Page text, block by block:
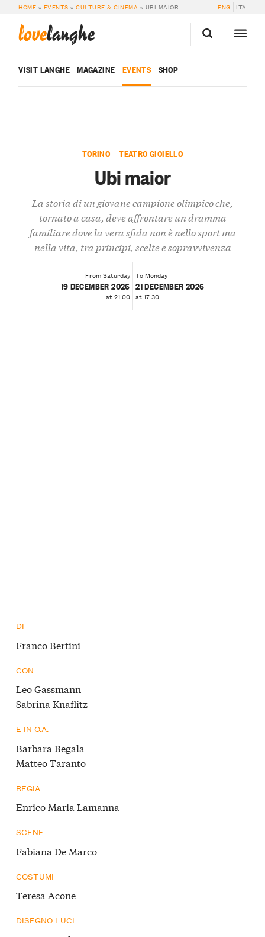
HOME » EVENTS »CULTURE & CINEMA » UBI MAIOR ENG ITA
lovelanghe
VISIT LANGHE MAGAZINE EVENTS SHOP
TORINO — TEATRO GIOIELLO
Ubi maior
La storia di un giovane campione olimpico che,
tornato a casa, deve affrontare un dramma
familiare dove la vera sfida non è nello sport ma
nella vita, tra principi, scelte e sopravvivenza
From Saturday
19 DECEMBER 2026
at 21:00
To Monday
21 DECEMBER 2026
at 17:30
DI
Franco Bertini
CON
Leo Gassmann
Sabrina Knaflitz
E IN O.A.
Barbara Begala
Matteo Taranto
REGIA
Enrico Maria Lamanna
SCENE
Fabiana De Marco
COSTUMI
Teresa Acone
DISEGNO LUCI